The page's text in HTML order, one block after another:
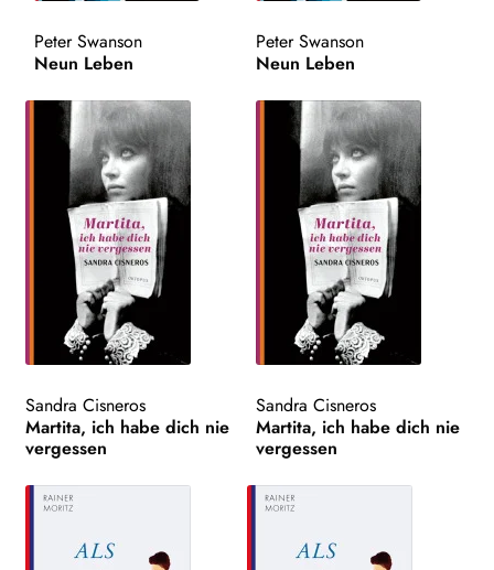
Peter Swanson
Neun Leben
Peter Swanson
Neun Leben
Sandra Cisneros
Martita, ich habe dich nie
vergessen
Sandra Cisneros
Martita, ich habe dich nie
vergessen